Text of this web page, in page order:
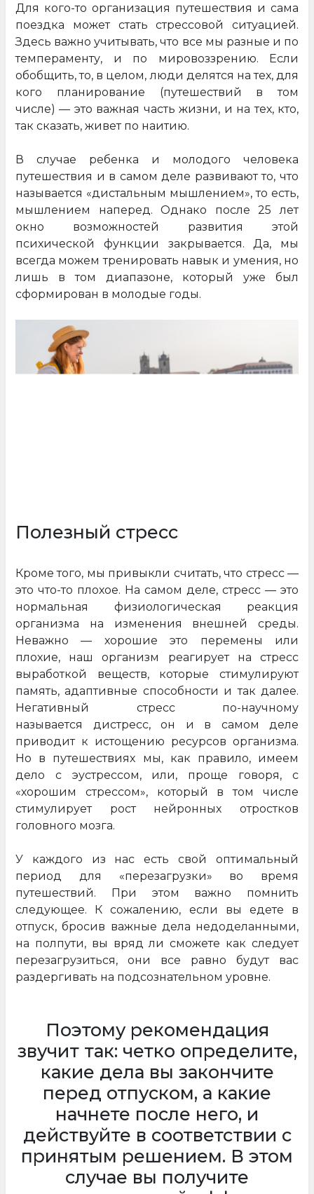
Для кого-то организация путешествия и сама
поездка может стать стрессовой ситуацией.
Здесь важно учитывать, что все мы разные и по
темпераменту, и по мировоззрению. Если
обобщить, то, в целом, люди делятся на тех, для
кого планирование (путешествий в том
числе) — это важная часть жизни, и на тех, кто,
так сказать, живет по наитию.
В случае ребенка и молодого человека
путешествия и в самом деле развивают то, что
называется «дистальным мышлением», то есть,
мышлением наперед. Однако после 25 лет
окно возможностей развития этой
психической функции закрывается. Да, мы
всегда можем тренировать навык и умения, но
лишь в том диапазоне, который уже был
сформирован в молодые годы.
Полезный стресс
Кроме того, мы привыкли считать, что стресс —
это что-то плохое. На самом деле, стресс — это
нормальная физиологическая реакция
организма на изменения внешней среды.
Неважно — хорошие это перемены или
плохие, наш организм реагирует на стресс
выработкой веществ, которые стимулируют
память, адаптивные способности и так далее.
Негативный стресс по-научному
называется дистресс, он и в самом деле
приводит к истощению ресурсов организма.
Но в путешествиях мы, как правило, имеем
дело с эустрессом, или, проще говоря, с
«хорошим стрессом», который в том числе
стимулирует рост нейронных отростков
головного мозга.
У каждого из нас есть свой оптимальный
период для «перезагрузки» во время
путешествий. При этом важно помнить
следующее. К сожалению, если вы едете в
отпуск, бросив важные дела недоделанными,
на полпути, вы вряд ли сможете как следует
перезагрузиться, они все равно будут вас
раздергивать на подсознательном уровне.
Поэтому рекомендация
звучит так: четко определите,
какие дела вы закончите
перед отпуском, а какие
начнете после него, и
действуйте в соответствии с
принятым решением. В этом
случае вы получите